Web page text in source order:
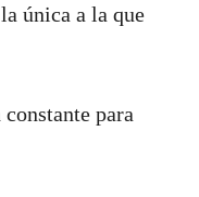
única a la que
para